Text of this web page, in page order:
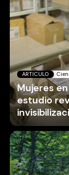
ARTICULO
Mujeres
estudio